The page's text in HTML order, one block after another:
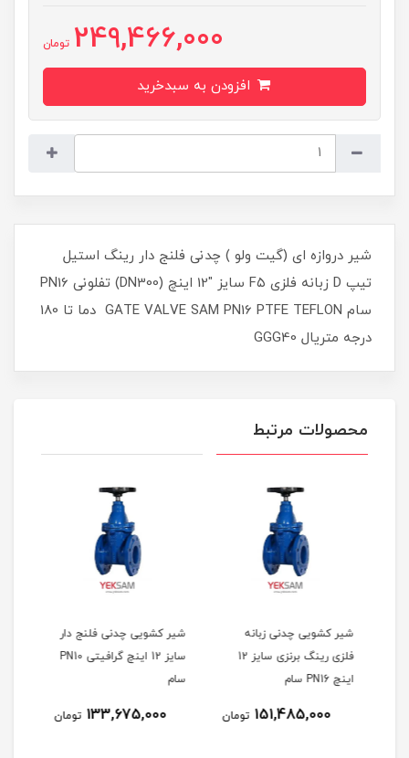
249,466,000 تومان
شیر دروازه ای (گیت ولو ) چدنی فلنج دار رینگ استیل
تیپ D زبانه فلزی F۵ سایز "12 اینچ (DN300) تفلونی PN16
سام GATE VALVE SAM PN16 PTFE TEFLON دما تا 180
درجه متریال GGG40
محصولات مرتبط
شیر کشویی چدنی زبانه
فلزی رینگ برنزی سایز 12
اینچ PN16 سام
151,485,000 تومان
شیر کشویی چدنی فلنج دار
سایز 12 اینچ گرافیتی PN10
سام
133,675,000 تومان